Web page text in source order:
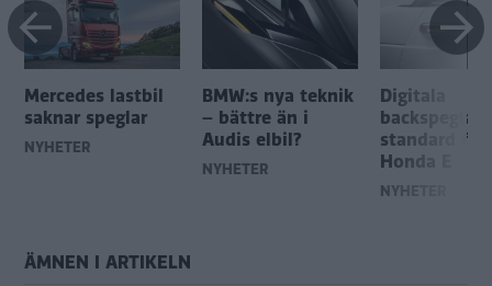
Mercedes lastbil
saknar speglar
NYHETER
BMW:s nya teknik
– bättre än i
Audis elbil?
NYHETER
Digitala
backspeglar
standard för
Honda E
NYHETER
ÄMNEN I ARTIKELN